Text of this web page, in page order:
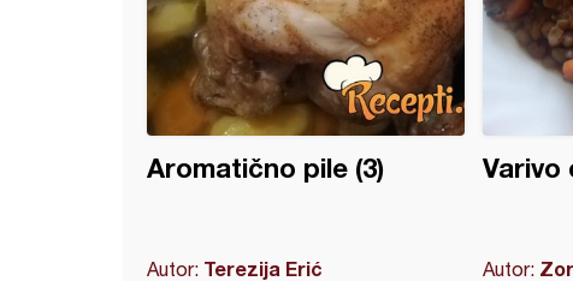
Aromatično pile (3)
Autor: Terezija Erić
Varivo
Autor: